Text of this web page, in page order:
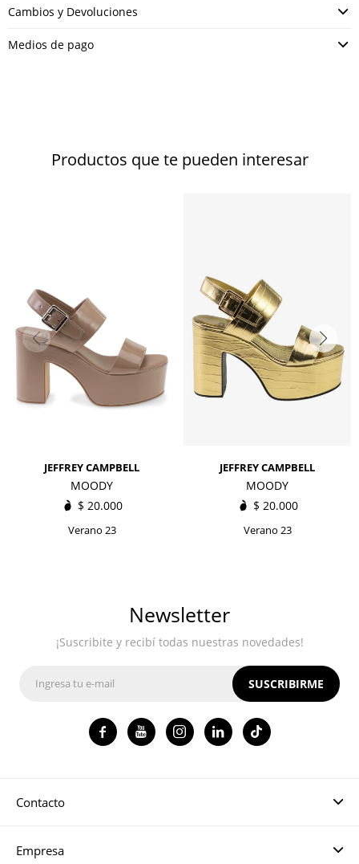
Cambios y Devoluciones
Medios de pago
Productos que te pueden interesar
JEFFREY CAMPBELL
MOODY
$ 20.000
Verano 23
JEFFREY CAMPBELL
MOODY
$ 20.000
Verano 23
Contacto
Empresa
Newsletter
¡Suscribite y recibí todas nuestras novedades!
SUSCRIBIRME
   